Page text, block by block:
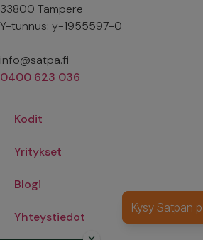
Kysy Satpan
33800 Tampere
Y-tunnus: y-1955597-0
info@satpa.fi
0400 623 036
Kodit
Yritykset
Blogi
Yhteystiedot